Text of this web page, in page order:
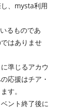
、mysta利用
るものであ
はありませ
準じるアカウ
応援はチア・
す。
ント終了後に